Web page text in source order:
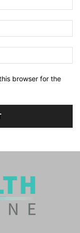
browser for the